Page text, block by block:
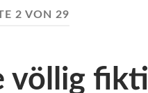
2 VON 29
völlig